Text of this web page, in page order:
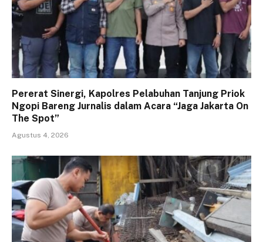
Pererat Sinergi, Kapolres Pelabuhan Tanjung Priok
Ngopi Bareng Jurnalis dalam Acara “Jaga Jakarta On
The Spot”
Agustus 4, 2026